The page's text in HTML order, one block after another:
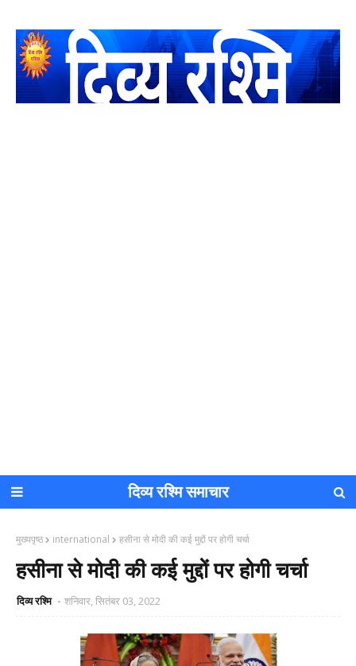
दिव्य रश्मि समाचार
मुख्यपृष्ठ international हसीना से मोदी की कई मुद्दों पर होगी चर्चा
हसीना से मोदी की कई मुद्दों पर होगी चर्चा
दिव्य रश्मि शनिवार, सितंबर 03, 2022